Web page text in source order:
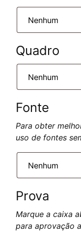
Quadro
Fonte
Para obter
uso de fontes
Prova
Marque a caixa
para aprovação